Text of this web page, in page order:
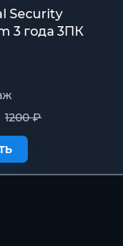
Security
3 года 3ПК
1200 ₽